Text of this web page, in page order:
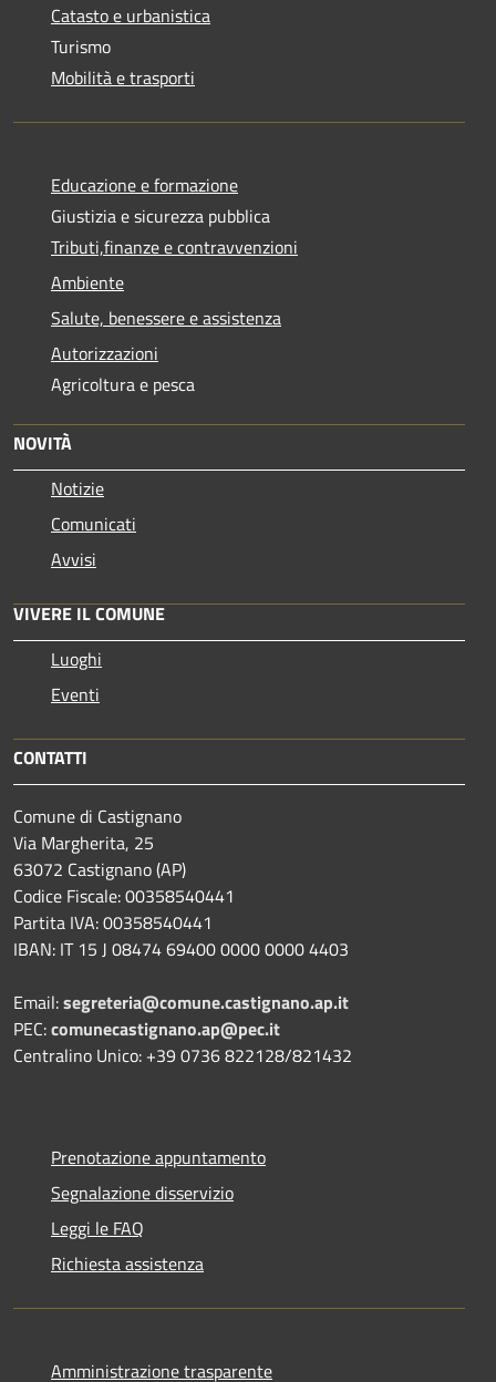
Catasto e urbanistica
Turismo
Mobilità e trasporti
Educazione e formazione
Giustizia e sicurezza pubblica
Tributi,finanze e contravvenzioni
Ambiente
Salute, benessere e assistenza
Autorizzazioni
Agricoltura e pesca
NOVITÀ
Notizie
Comunicati
Avvisi
VIVERE IL COMUNE
Luoghi
Eventi
CONTATTI
Comune di Castignano
Via Margherita, 25
63072 Castignano (AP)
Codice Fiscale: 00358540441
Partita IVA: 00358540441
IBAN: IT 15 J 08474 69400 0000 0000 4403
Email:segreteria@comune.castignano.ap.it
PEC:comunecastignano.ap@pec.it
Centralino Unico: +39 0736 822128/821432
Prenotazione appuntamento
Segnalazione disservizio
Leggi le FAQ
Richiesta assistenza
Amministrazione trasparente